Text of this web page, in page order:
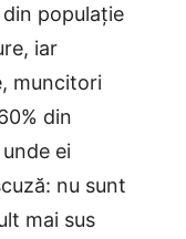
populație
iar
muncitori
din
ei
nu sunt
mai sus